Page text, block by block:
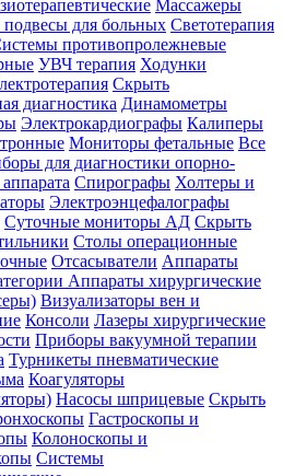
Массажеры
для больных Светотерапия
противопролежневые
УВЧ терапия Ходунки
Скрыть
диагностика Динамометры
Электрокардиографы Калиперы
Мониторы фетальные Все
для диагностики опорно-
Спирографы Холтеры и
Электроэнцефалографы
Суточные мониторы АД Скрыть
Столы операционные
Отсасыватели Аппараты
Аппараты хирургические
Визуализаторы вен и
Консоли Лазеры хирургические
Приборы вакуумной терапии
Турникеты пневматические
Коагуляторы
Насосы шприцевые Скрыть
Гастроскопы и
Колоноскопы и
Системы